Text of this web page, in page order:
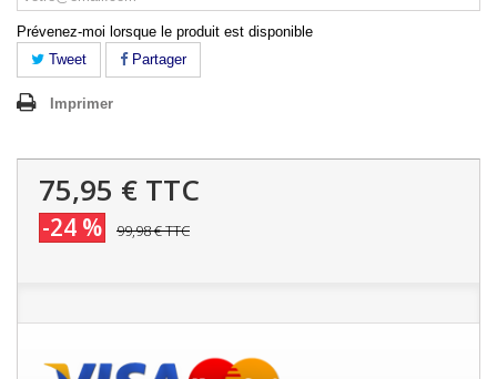
Prévenez-moi lorsque le produit est disponible
Tweet
Partager
Imprimer
75,95 € TTC
-24 % 99,98 €TTC